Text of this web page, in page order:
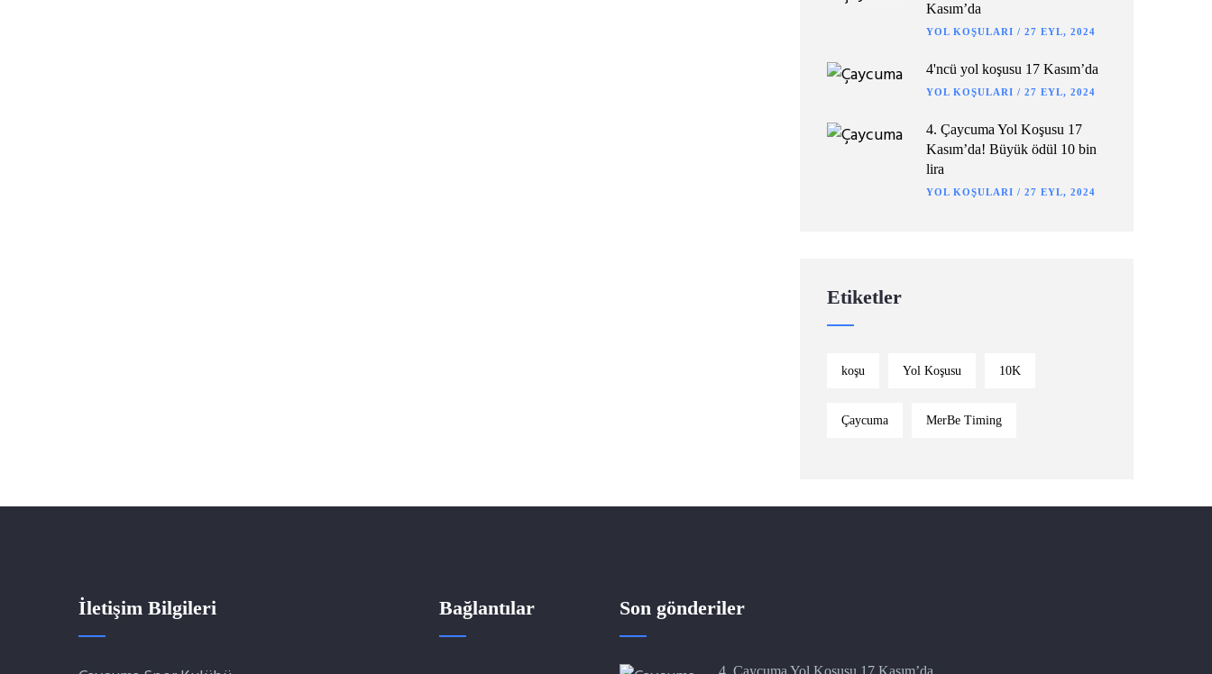
Kasım’da
YOL KOŞULARI / 27 EYL, 2024
4'ncü yol koşusu 17 Kasım’da
YOL KOŞULARI / 27 EYL, 2024
4. Çaycuma Yol Koşusu 17
Kasım’da! Büyük ödül 10 bin
lira
YOL KOŞULARI / 27 EYL, 2024
Etiketler
koşu Yol Koşusu 10K
Çaycuma MerBe Timing
İletişim Bilgileri Bağlantılar Son gönderiler
4. Çaycuma Yol Koşusu 17 Kasım’da